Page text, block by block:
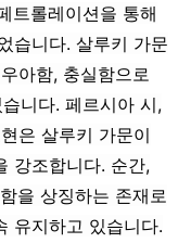
트롤레이션을 통해
습니다. 살루키 가문
아함, 충실함으로
니다. 페르시아 시,
은 살루키 가문이
강조합니다. 순간,
을 상징하는 존재로
유지하고 있습니다.